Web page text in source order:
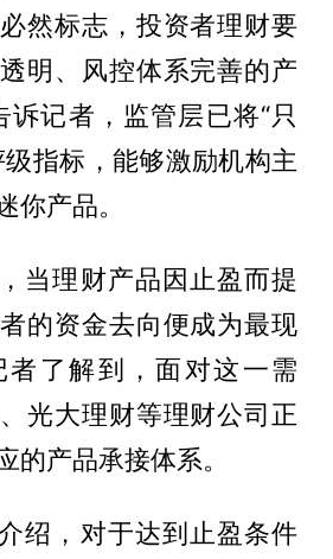
然标志，投资者理财要
明、风控体系完善的产
诉记者，监管层已将“只
指标，能够激励机构主
你产品。
当理财产品因止盈而提
的资金去向便成为最现
者了解到，面对这一需
光大理财等理财公司正
的产品承接体系。
绍，对于达到止盈条件